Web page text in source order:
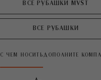
ВСЕ РУБАШКИ MVST
ВСЕ РУБАШКИ
С ЧЕМ НОСИТЬ ДОПОЛНИТЕ